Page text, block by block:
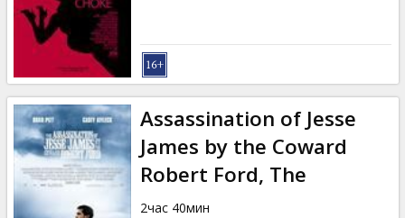
Assassination of Jesse
James by the Coward
Robert Ford, The
2час 40мин